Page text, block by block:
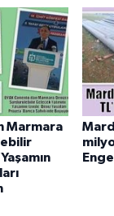
Marmara